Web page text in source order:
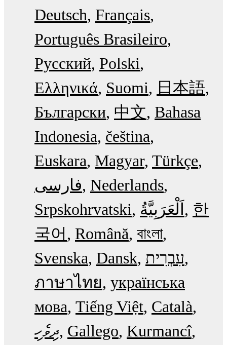
Deutsch Français
Português Brasileiro
Русский Polski
Ελληνικά Suomi
日本語
Български 中文 Bahasa
Indonesia čeština
Euskara Magyar Türkçe
فارسی Nederlands
Srpskohrvatski
한
국어
Română বাংলা
Svenska Dansk עִבְרִית
ภาษาไทย українська
мова Tiếng Việt Català
ދިވެހި Gallego Kurmancî